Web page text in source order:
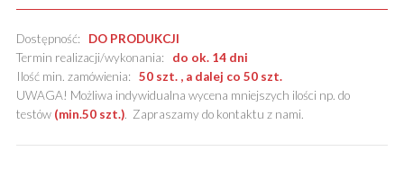
Dostępność: DO PRODUKCJI
Termin realizacji/wykonania: do ok. 14 dni
Ilość min. zamówienia: 50 szt. , a dalej co 50 szt.
UWAGA! Możliwa indywidualna wycena mniejszych ilości np. do
testów (min.50 szt.). Zapraszamy do kontaktu z nami.